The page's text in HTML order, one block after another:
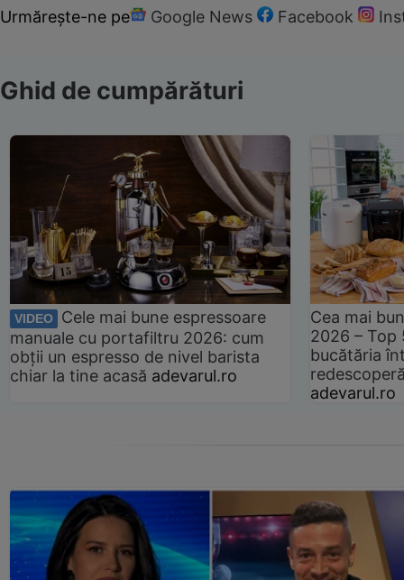
Urmărește-ne pe Google News Facebook
Ghid de cumpărături
VIDEO
Cele mai bune espressoare
manuale cu portafiltru 2026: cum
obții un espresso de nivel barista
chiar la tine acasă adevarul.ro
Cea mai
2026 –
bucătăria
adevarul.ro